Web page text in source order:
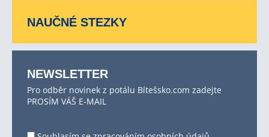
NAUČNÉ STEZKY
NEWSLETTER
Pro odběr novinek z potálu Bítešsko.com zadejte
PROSÍM VÁŠ E-MAIL